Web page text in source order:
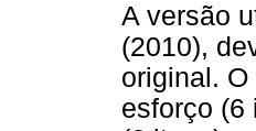
A versão
(2010),
original.
esforço (6